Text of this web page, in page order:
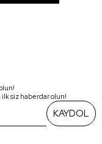
ilk siz haberdar olun!
KAYDOL